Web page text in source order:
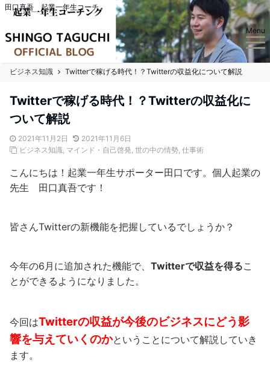
田口真吾 起業一年生コーチ
Menu
ビジネス知識 Twitterで稼げる時代！？Twitterの収益化について解説
Twitterで稼げる時代！？Twitterの収益化に
ついて解説
2021年11月2日
2021年11月6日
ビジネス知識, マインド・自己啓発, 世の中の情勢, 仕事術
こんにちは！起業一年生サポーター田口です。個人起業の
先生 田口真吾です！
皆さんTwitterの新機能を把握しているでしょうか？
今年の6月に追加された機能で、 Twitterで収益を得るこ
とができるようになりました。
今回はTwitterの収益が今後のビジネスにどう影
響を与えていくのかということについて解説していき
ます。